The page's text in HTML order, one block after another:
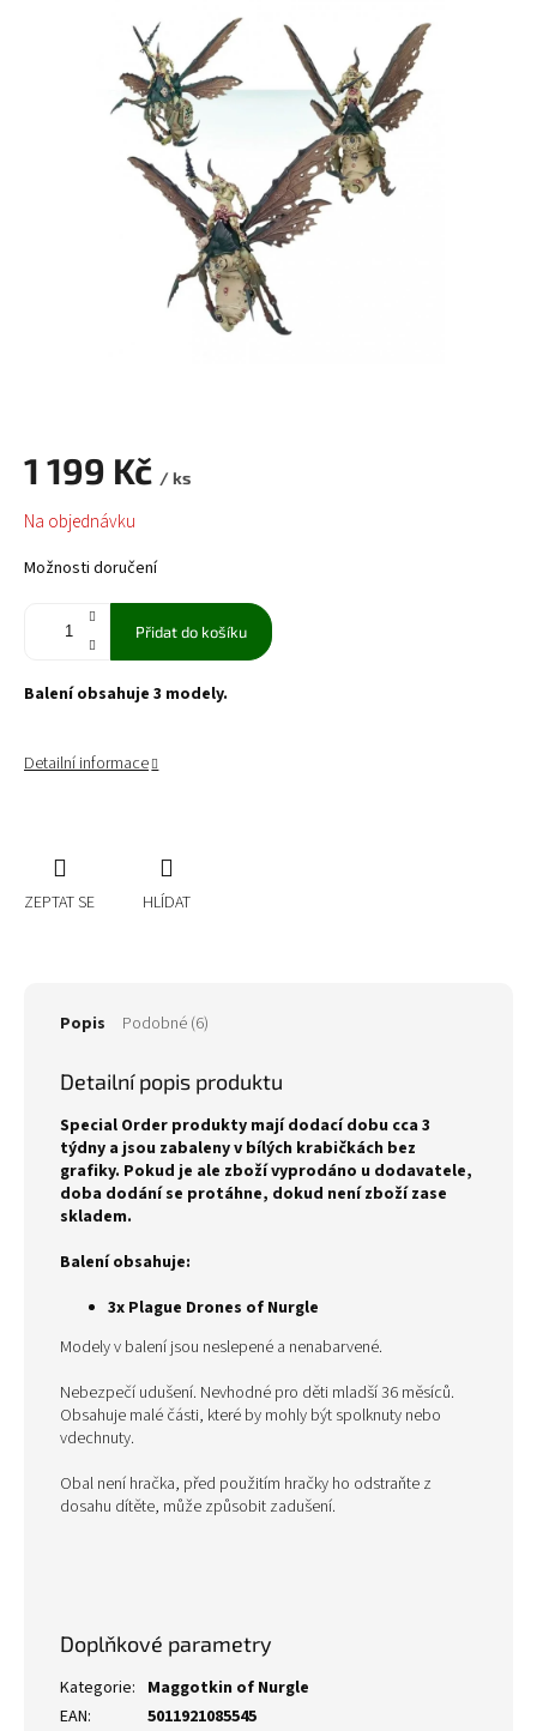
1 199 Kč / ks
Měrná
cena:
Na objednávku
Možnosti doručení
Přidat do košíku
Balení obsahuje 3 modely.
Detailní informace
ZEPTAT SE HLÍDAT
Popis Podobné (6)
Detailní popis produktu
Special Order produkty mají dodací dobu cca 3
týdny a jsou zabaleny v bílých krabičkách bez
grafiky. Pokud je ale zboží vyprodáno u dodavatele,
doba dodání se protáhne, dokud není zboží zase
skladem.
Balení obsahuje:
3x Plague Drones of Nurgle
Modely v balení jsou neslepené a nenabarvené.
Nebezpečí udušení. Nevhodné pro děti mladší 36 měsíců.
Obsahuje malé části, které by mohly být spolknuty nebo
vdechnuty.
Obal není hračka, před použitím hračky ho odstraňte z
dosahu dítěte, může způsobit zadušení.
Doplňkové parametry
Kategorie: Maggotkin of Nurgle
EAN: 5011921085545